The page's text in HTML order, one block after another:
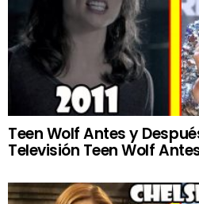
Teen Wolf Antes y
Televisión Teen Wolf